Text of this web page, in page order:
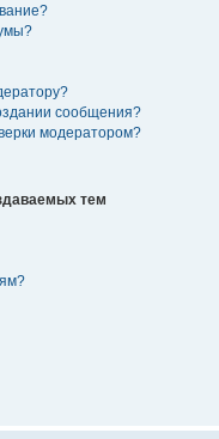
сообщения?
модератором?
тем